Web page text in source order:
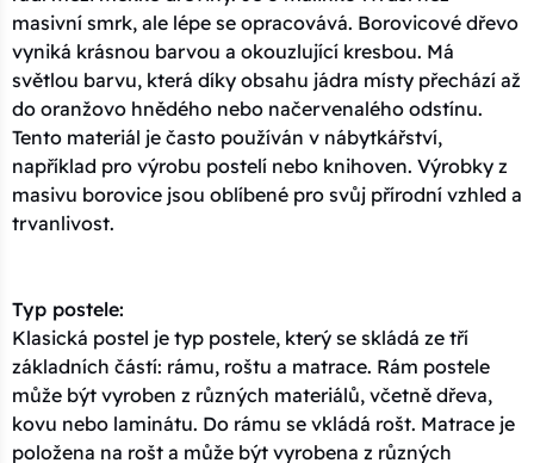
masivní smrk, ale lépe se opracovává. Borovicové dřevo
vyniká krásnou barvou a okouzlující kresbou. Má
světlou barvu, která díky obsahu jádra místy přechází až
do oranžovo hnědého nebo načervenalého odstínu.
Tento materiál je často používán v nábytkářství,
například pro výrobu postelí nebo knihoven. Výrobky z
masivu borovice jsou oblíbené pro svůj přírodní vzhled a
trvanlivost.
Typ postele:
Klasická postel je typ postele, který se skládá ze tří
základních částí: rámu, roštu a matrace. Rám postele
může být vyroben z různých materiálů, včetně dřeva,
kovu nebo laminátu. Do rámu se vkládá rošt. Matrace je
položena na rošt a může být vyrobena z různých